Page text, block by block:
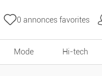
0 annonces favorites
Mode Hi-tech